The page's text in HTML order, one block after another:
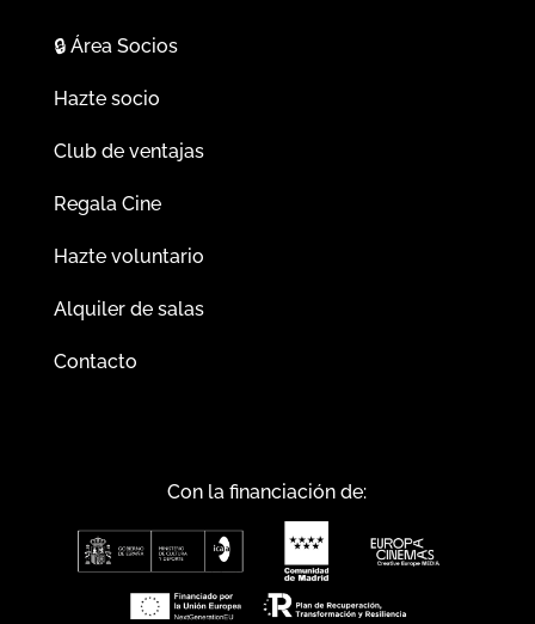
🔒Área Socios
Hazte socio
Club de ventajas
Regala Cine
Hazte voluntario
Alquiler de salas
Contacto
Con la financiación de: